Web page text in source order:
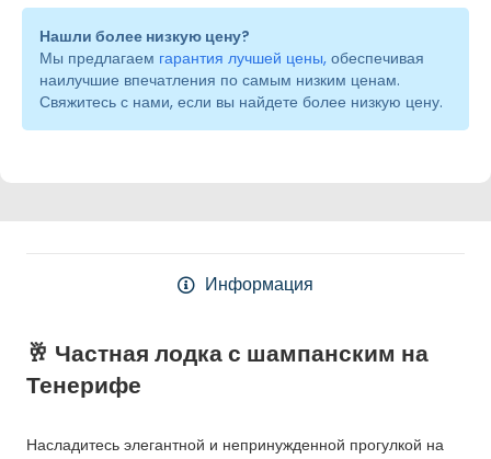
Нашли более низкую цену?
Мы предлагаем гарантия лучшей цены, обеспечивая
наилучшие впечатления по самым низким ценам.
Свяжитесь с нами, если вы найдете более низкую цену.
Информация
🥂 Частная лодка с шампанским на
Тенерифе
Насладитесь элегантной и непринужденной прогулкой на